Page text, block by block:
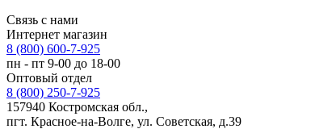
Связь с нами
Интернет магазин
8 (800) 600-7-925
пн - пт 9-00 до 18-00
Оптовый отдел
8 (800) 250-7-925
157940 Костромская обл.,
пгт. Красное-на-Волге, ул. Советская, д.39